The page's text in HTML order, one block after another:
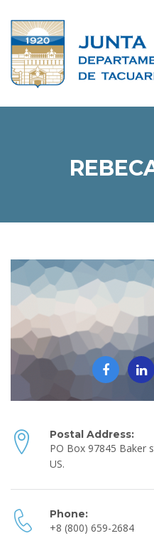
Postal Address:
PO Box 97845 Baker
US.
Phone:
+8 (800) 659-2684